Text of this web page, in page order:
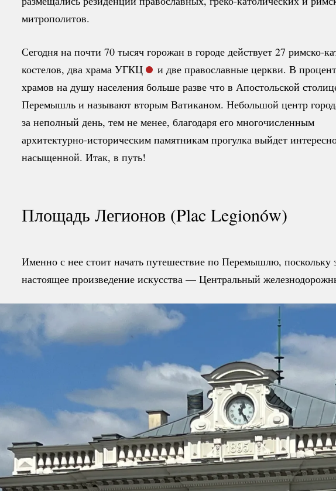
митрополитов.
Сегодня на почти 70 тысяч горожан в городе действует 27 римско-
костелов, два храма УГКЦ
и две православные церкви. В
храмов на душу населения больше разве что в Апостольской
Перемышль и называют вторым Ватиканом. Небольшой центр
за неполный день, тем не менее, благодаря его многочисленным
архитектурно-историческим памятникам прогулка выйдет
насыщенной. Итак, в путь!
Площадь Легионов (Plac Legionów)
Именно с нее стоит начать путешествие по Перемышлю, поскольку
настоящее произведение искусства — Центральный